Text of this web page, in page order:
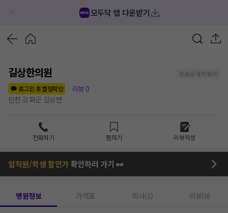
모두닥 앱 다운받기
길상한의원
정보공개 미동의
로그인 후 별점확인
리뷰 0
인천 강화군 길상면
전화하기 찜하기 리뷰작성
임직원/학생 할인가확인하러 가기 👀
병원정보 가격표 의사(1) 리뷰(0)